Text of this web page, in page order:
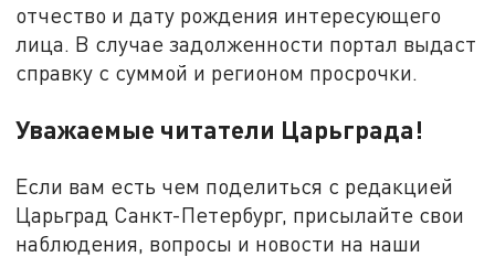
отчество и дату рождения интересующего
лица. В случае задолженности портал выдаст
справку с суммой и регионом просрочки.
Уважаемые читатели Царьграда!
Если вам есть чем поделиться с редакцией
Царьград Санкт-Петербург, присылайте свои
наблюдения, вопросы и новости на наши